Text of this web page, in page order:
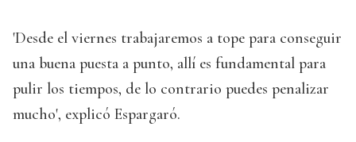
'Desde el viernes trabajaremos a tope para conseguir
una buena puesta a punto, allí es fundamental para
pulir los tiempos, de lo contrario puedes penalizar
mucho', explicó Espargaró.